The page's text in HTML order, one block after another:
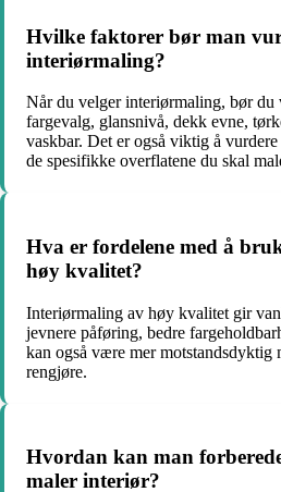
Hvilke faktorer bør man
interiørmaling?
Når du velger interiørmaling, bør du
fargevalg, glansnivå, dekk evne,
vaskbar. Det er også viktig å
de spesifikke overflatene du skal
Hva er fordelene med å
høy kvalitet?
Interiørmaling av høy kvalitet gir
jevnere påføring, bedre
kan også være mer motstandsdyktig
rengjøre.
Hvordan kan man
maler interiør?